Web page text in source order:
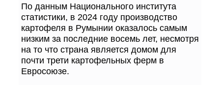
По данным Национального института
статистики, в 2024 году производство
картофеля в Румынии оказалось самым
низким за последние восемь лет, несмотря
на то что страна является домом для
почти трети картофельных ферм в
Евросоюзе.